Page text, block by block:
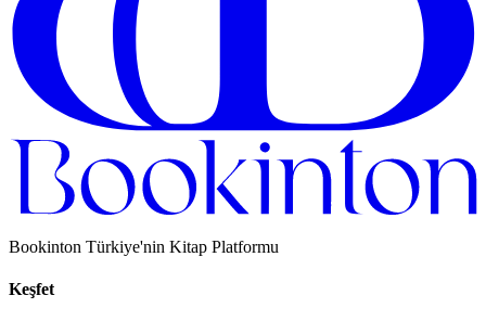
Bookinton Türkiye'nin Kitap Platformu
Keşfet